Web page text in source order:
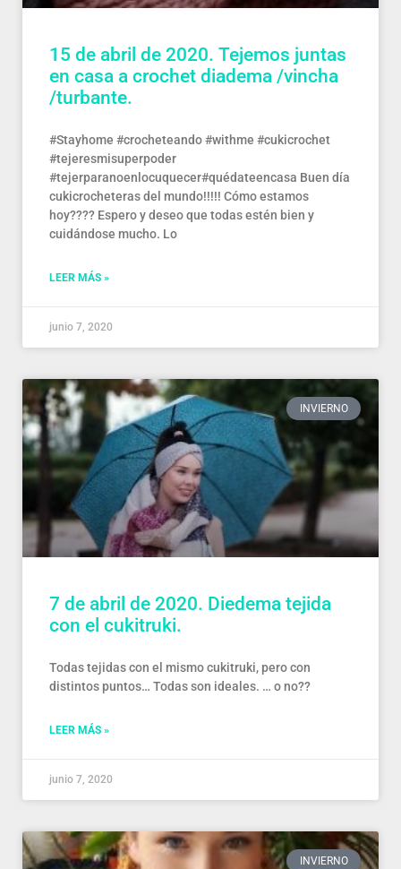
15 de abril de 2020. Tejemos juntas
en casa a crochet diadema /vincha
/turbante.
#Stayhome #crocheteando #withme #cukicrochet
#tejeresmisuperpoder
#tejerparanoenlocuquecer#quédateencasa Buen día
cukicrocheteras del mundo!!!!! Cómo estamos
hoy???? Espero y deseo que todas estén bien y
cuidándose mucho. Lo
LEER MÁS »
junio 7, 2020
INVIERNO
7 de abril de 2020. Diedema tejida
con el cukitruki.
Todas tejidas con el mismo cukitruki, pero con
distintos puntos… Todas son ideales. … o no??
LEER MÁS »
junio 7, 2020
INVIERNO